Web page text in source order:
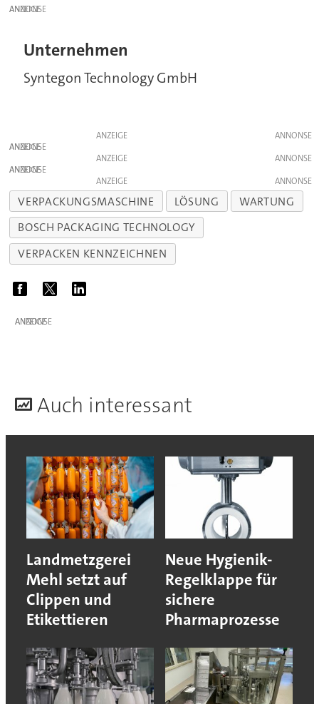
ANZEIGE
Unternehmen
Syntegon Technology GmbH
ANZEIGE
ANZEIGE
ANZEIGE
ANZEIGE
ANZEIGE
VERPACKUNGSMASCHINE LÖSUNG
WARTUNG
BOSCH PACKAGING TECHNOLOGY
VERPACKEN KENNZEICHNEN
ANZEIGE
Auch interessant
Landmetzgerei
Mehl setzt auf
Clippen und
Etikettieren
Neue Hygienik-
Regelklappe für
sichere
Pharmaprozesse